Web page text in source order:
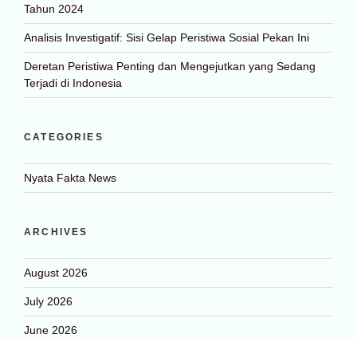
Tahun 2024
Analisis Investigatif: Sisi Gelap Peristiwa Sosial Pekan Ini
Deretan Peristiwa Penting dan Mengejutkan yang Sedang
Terjadi di Indonesia
CATEGORIES
Nyata Fakta News
ARCHIVES
August 2026
July 2026
June 2026